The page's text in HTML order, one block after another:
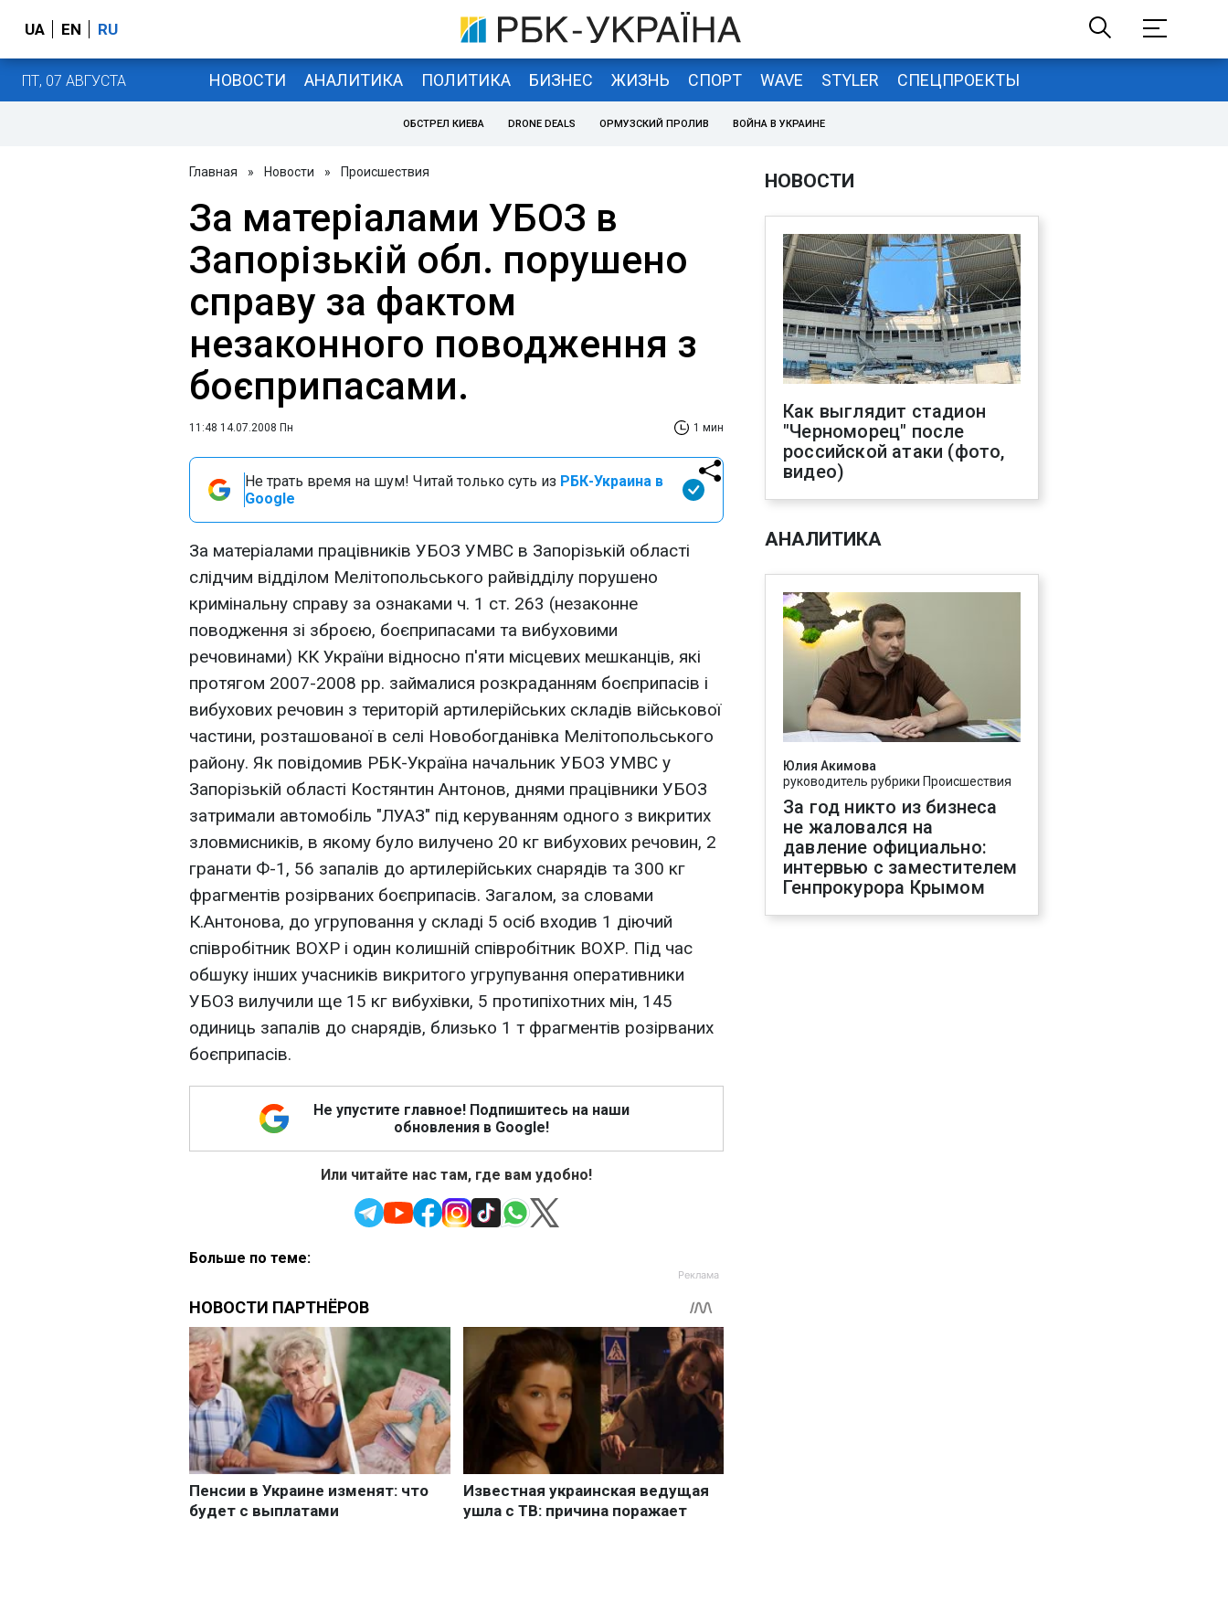
UA EN RU
ПТ, 07 АВГУСТА НОВОСТИ АНАЛИТИКА ПОЛИТИКА БИЗНЕС ЖИЗНЬ СПОРТ WAVE STYLER СПЕЦПРОЕКТЫ
ОБСТРЕЛ КИЕВА DRONE DEALS ОРМУЗСКИЙ ПРОЛИВ ВОЙНА В УКРАИНЕ
Главная » Новости » Происшествия
За матеріалами УБОЗ в
Запорізькій обл. порушено
справу за фактом
незаконного поводження з
боєприпасами.
11:48 14.07.2008 Пн 1 мин
Не трать время на шум! Читай только суть из РБК-Украина в
Google
За матеріалами працівників УБОЗ УМВС в Запорізькій області
слідчим відділом Мелітопольського райвідділу порушено
кримінальну справу за ознаками ч. 1 ст. 263 (незаконне
поводження зі зброєю, боєприпасами та вибуховими
речовинами) КК України відносно п'яти місцевих мешканців, які
протягом 2007-2008 рр. займалися розкраданням боєприпасів і
вибухових речовин з територій артилерійських складів військової
частини, розташованої в селі Новобогданівка Мелітопольського
району. Як повідомив РБК-Україна начальник УБОЗ УМВС у
Запорізькій області Костянтин Антонов, днями працівники УБОЗ
затримали автомобіль "ЛУАЗ" під керуванням одного з викритих
зловмисників, в якому було вилучено 20 кг вибухових речовин, 2
гранати Ф-1, 56 запалів до артилерійських снарядів та 300 кг
фрагментів розірваних боєприпасів. Загалом, за словами
К.Антонова, до угруповання у складі 5 осіб входив 1 діючий
співробітник ВОХР і один колишній співробітник ВОХР. Під час
обшуку інших учасників викритого угрупування оперативники
УБОЗ вилучили ще 15 кг вибухівки, 5 протипіхотних мін, 145
одиниць запалів до снарядів, близько 1 т фрагментів розірваних
боєприпасів.
Не упустите главное! Подпишитесь на наши
обновления в Google!
Или читайте нас там, где вам удобно!
Больше по теме:
НОВОСТИ
Как выглядит стадион
"Черноморец" после
российской атаки (фото,
видео)
АНАЛИТИКА
Юлия Акимова
руководитель рубрики Происшествия
За год никто из бизнеса
не жаловался на
давление официально:
интервью с заместителем
Генпрокурора Крымом